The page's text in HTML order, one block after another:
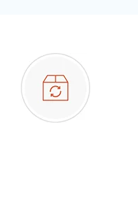
Dischete alaptare